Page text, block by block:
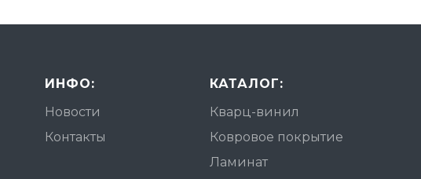
ИНФО:
Новости
Контакты
КАТАЛОГ:
Кварц-винил
Ковровое покрытие
Ламинат